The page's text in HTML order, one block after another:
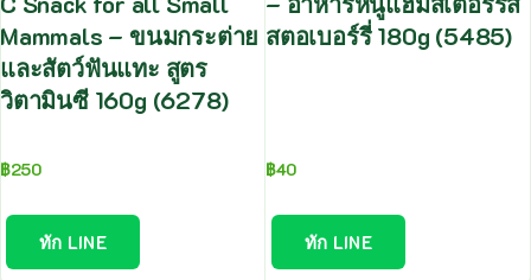
Mammals – ขนมกระต่าย
และสัตว์ฟันแทะ สูตร
วิตามินซี 160g (6278)
฿250
ทัก LINE
สตอเบอร์รี่ 180g (5485)
฿40
ทัก LINE